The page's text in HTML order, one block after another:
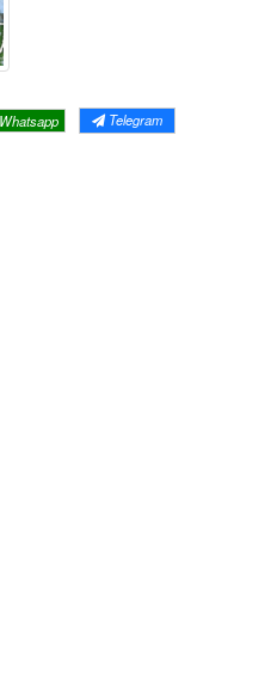
Whatsapp Telegram